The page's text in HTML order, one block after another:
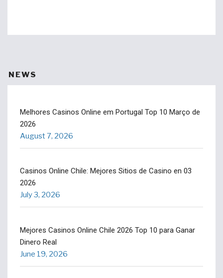
NEWS
Melhores Casinos Online em Portugal Top 10 Março de
2026
August 7, 2026
Casinos Online Chile: Mejores Sitios de Casino en 03
2026
July 3, 2026
Mejores Casinos Online Chile 2026 Top 10 para Ganar
Dinero Real
June 19, 2026